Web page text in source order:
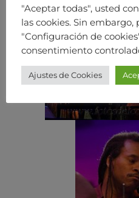
"Aceptar todas", usted
las cookies. Sin embargo,
"Configuración de
consentimiento
Ajustes de Cookies